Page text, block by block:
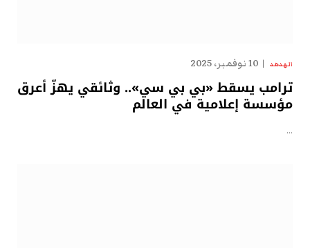
الهدهد 10 نوفمبر، 2025
ترامب يسقط «بي بي سي».. وثائقي يهزّ أعرق
مؤسسة إعلامية في العالم
…